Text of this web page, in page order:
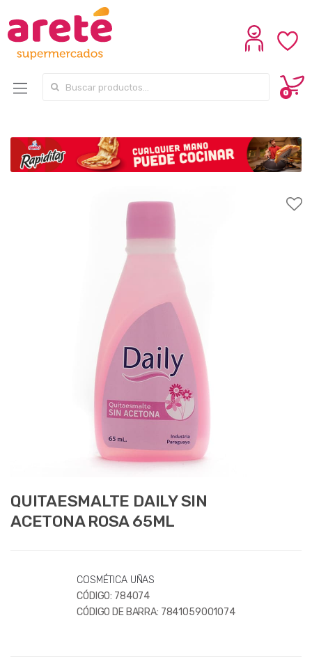
Search for:
0
QUITAESMALTE DAILY SIN
ACETONA ROSA 65ML
COSMÉTICA UÑAS
CÓDIGO: 784074
CÓDIGO DE BARRA: 7841059001074